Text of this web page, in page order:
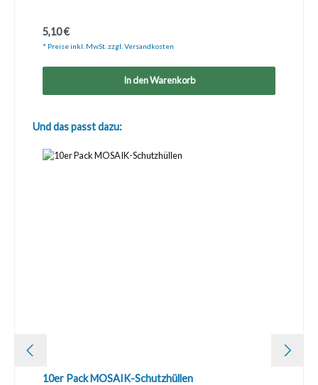
Regulärer Preis:
5,10 €
* Preise inkl. MwSt. zzgl. Versandkosten
In den Warenkorb
Produktgalerie überspringen
Und das passt dazu:
10er Pack MOSAIK-Schutzhüllen